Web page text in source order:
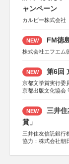
ャンペーン
カルビー株式会社
NEW FM徳
株式会社エフエム
NEW 第6回
京都文学賞実行委
京都出版文化協会
KADOKAWA、河
集英社、小学館、
マ社、徳間書店、
NEW
三井
賞」
三井住友信託銀行
協力：株式会社朝